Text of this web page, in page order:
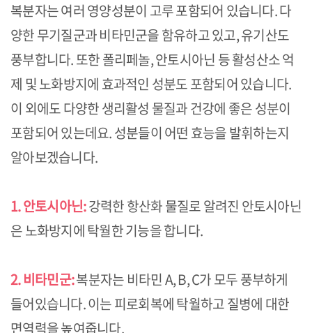
복분자는 여러 영양성분이 고루 포함되어 있습니다. 다
양한 무기질군과 비타민군을 함유하고 있고, 유기산도
풍부합니다. 또한 폴리페놀, 안토시아닌 등 활성산소 억
제 및 노화방지에 효과적인 성분도 포함되어 있습니다.
이 외에도 다양한 생리활성 물질과 건강에 좋은 성분이
포함되어 있는데요. 성분들이 어떤 효능을 발휘하는지
알아보겠습니다.
1. 안토시아닌:강력한 항산화 물질로 알려진 안토시아닌
은 노화방지에 탁월한 기능을 합니다.
2. 비타민군:복분자는 비타민 A, B, C가 모두 풍부하게
들어있습니다. 이는 피로회복에 탁월하고 질병에 대한
면역력을 높여줍니다.